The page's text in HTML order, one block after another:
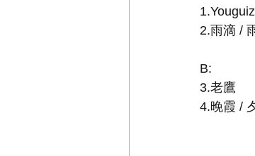
2.雨滴 /
B:
3.老鷹
4.晚霞 /